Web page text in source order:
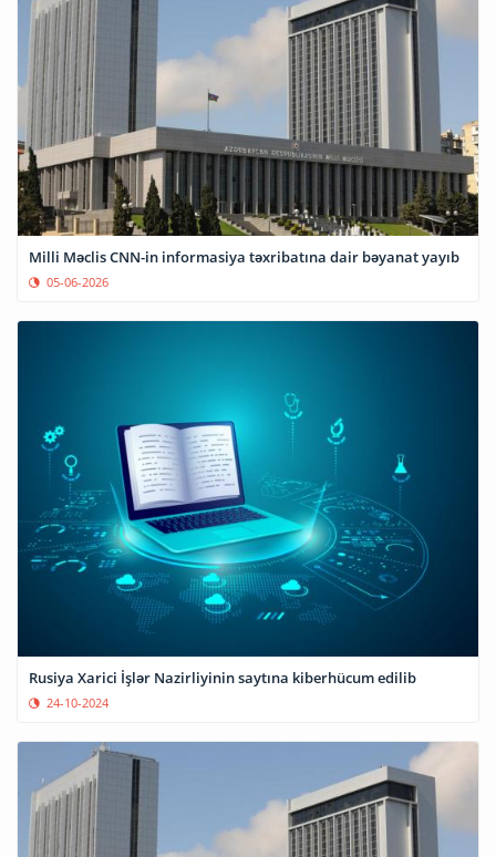
Milli Məclis CNN-in informasiya təxribatına dair bəyanat yayıb
05-06-2026
Rusiya Xarici İşlər Nazirliyinin saytına kiberhücum edilib
24-10-2024